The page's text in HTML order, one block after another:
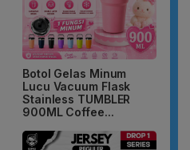
Botol Gelas Minum
Lucu Vacuum Flask
Stainless TUMBLER
900ML Coffee...